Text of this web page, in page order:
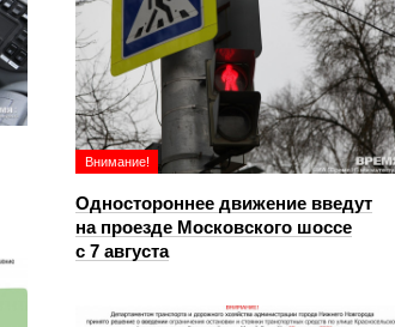
Внимание!
Одностороннее движение введут
на проезде Московского шоссе
с 7 августа